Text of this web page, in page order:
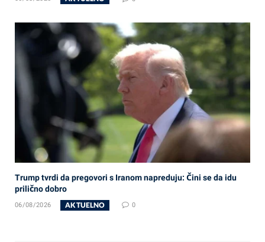
Trump tvrdi da pregovori s Iranom napreduju: Čini se da idu
prilično dobro
06/08/2026 AKTUELNO 0